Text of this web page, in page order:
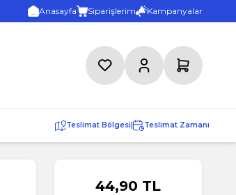
Anasayfa Siparişlerim Kampanyalar
FavorilerimHesabım Sepetim
Teslimat Bölgesi| Teslimat Zamanı
44,90 TL